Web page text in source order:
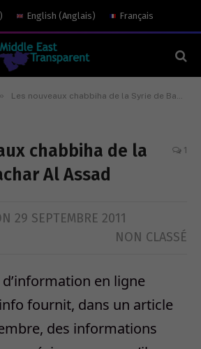
) English (Anglais) Français
» Les nouveaux chabbiha de la Syrie de Bachar Al Assad
chabbiha de la
Al Assad
1
29 SEPTEMBRE 2011
NON CLASSÉ
en ligne
fournit, dans un article
des informations